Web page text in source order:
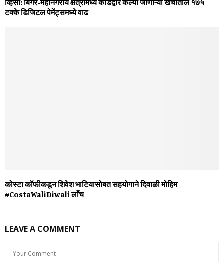
व्हिसा: बिगर-महानगरीय क्षेत्रांमध्ये कार्डद्वारे केल्या जाणाऱ्या खर्चातील १७५
टक्‍के डिजिटल पेमेंट्समध्ये वाढ
कोस्‍टा कॉफीकडून शिवेश भाटियासोबत सहयोगाने दिवाळी मोहिम
#CostaWaliDiwali लाँच
LEAVE A COMMENT